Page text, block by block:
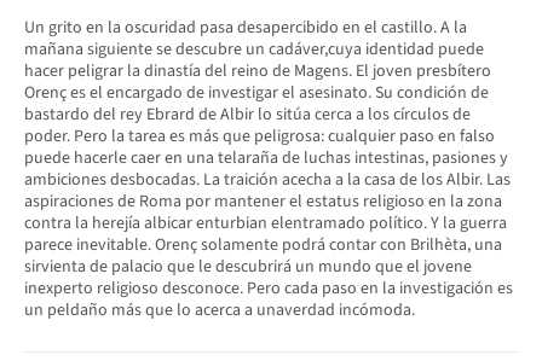
Un grito en la oscuridad pasa desapercibido en el castillo. A la
mañana siguiente se descubre un cadáver,cuya identidad puede
hacer peligrar la dinastía del reino de Magens. El joven presbítero
Orenç es el encargado de investigar el asesinato. Su condición de
bastardo del rey Ebrard de Albir lo sitúa cerca a los círculos de
poder. Pero la tarea es más que peligrosa: cualquier paso en falso
puede hacerle caer en una telaraña de luchas intestinas, pasiones y
ambiciones desbocadas. La traición acecha a la casa de los Albir. Las
aspiraciones de Roma por mantener el estatus religioso en la zona
contra la herejía albicar enturbian elentramado político. Y la guerra
parece inevitable. Orenç solamente podrá contar con Brilhèta, una
sirvienta de palacio que le descubrirá un mundo que el jovene
inexperto religioso desconoce. Pero cada paso en la investigación es
un peldaño más que lo acerca a unaverdad incómoda.